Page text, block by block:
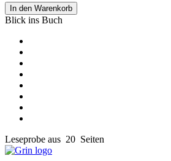
In den Warenkorb
Blick ins Buch
Leseprobe aus 20 Seiten